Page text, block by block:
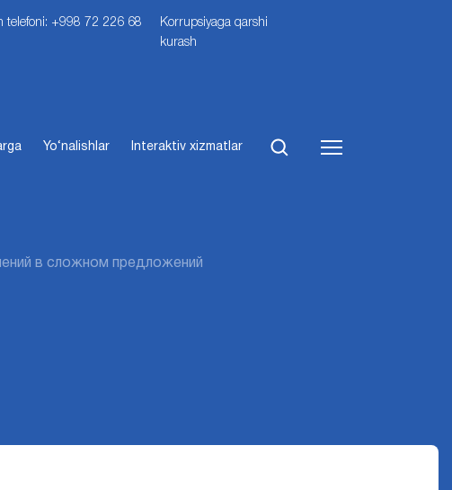
telefoni: +998 72 226 68
Korrupsiyaga qarshi
kurash
Yo‘nalishlar Interaktiv xizmatlar
в сложном предложений